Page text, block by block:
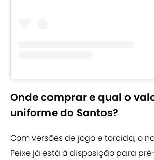
Onde comprar e qual o
uniforme do Santos?
Com versões de jogo e torcida, o
Peixe já está à disposição para